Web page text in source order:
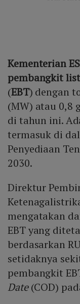
Kementerian
pembangkit
(EBT) dengan
(MW) atau 0,8
di tahun ini.
termasuk di
Penyediaan
2030.
Direktur
mengatakan
EBT yang
berdasarkan
setidaknya
pembangkit
Date(COD)